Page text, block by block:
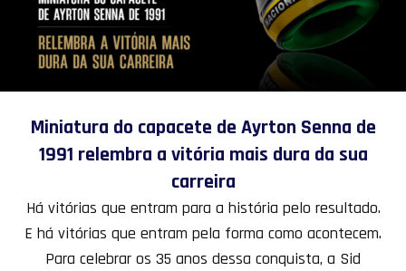
Miniatura do capacete de Ayrton Senna de
1991 relembra a vitória mais dura da sua
carreira
Há vitórias que entram para a história pelo resultado.
E há vitórias que entram pela forma como acontecem.
Para celebrar os 35 anos dessa conquista, a Sid